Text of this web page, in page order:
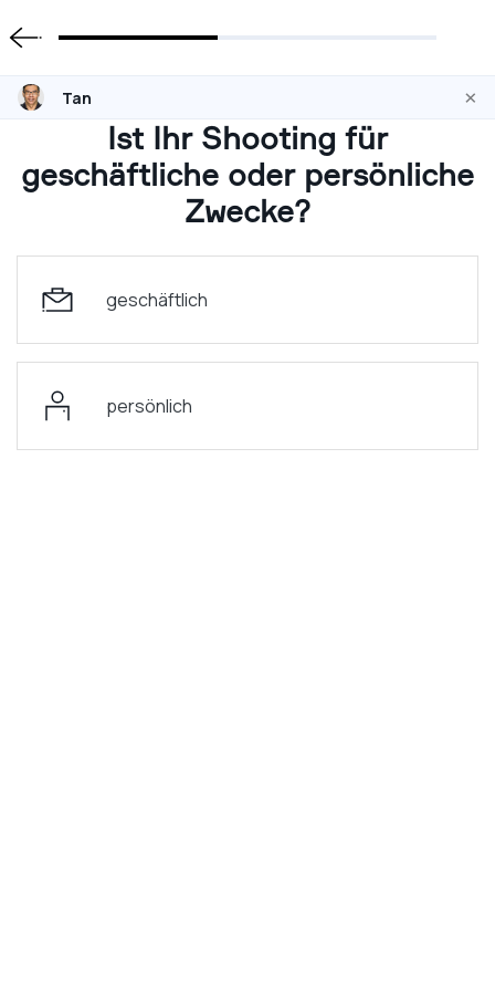
Tan ×
Ist Ihr Shooting für
geschäftliche oder persönliche
Zwecke?
geschäftlich
persönlich